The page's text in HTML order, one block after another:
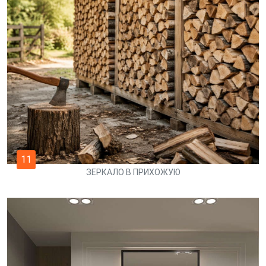
11
ЗЕРКАЛО В ПРИХОЖУЮ